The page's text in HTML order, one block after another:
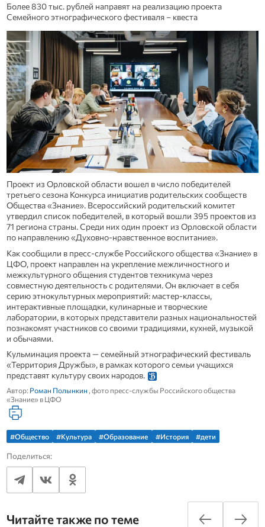
Более 830 тыс. рублей направят на реализацию проекта
Семейного этнографического фестиваля – квеста
Проект из Орловской области вошел в число победителей
третьего сезона Конкурса инициатив родительских сообществ
Общества «Знание». Всероссийский родительский комитет
утвердил список победителей, в который вошли 395 проектов из
71 региона страны. Среди них один проект из Орловской области
по направлению «Духовно-нравственное воспитание».
Как сообщили в пресс-службе Российского общества «Знание» в
ЦФО, проект направлен на укрепление межличностного и
межкультурного общения студентов техникума через
совместную деятельность с родителями. Он включает в себя
серию этнокультурных мероприятий: мастер-классы,
интерактивные площадки, кулинарные и творческие
лаборатории, в которых представители разных национальностей
познакомят участников со своими традициями, кухней, музыкой
и обычаями.
Кульминация проекта — семейный этнографический фестиваль
«Территория Дружбы», в рамках которого семьи учащихся
представят культуру своих народов.
Автор: Роман Полынкин , фото пресс-службы Российского общества
«Знание» в ЦФО
#Общество #Культура #Образование #История #дети
Поделиться:
Читайте также по теме